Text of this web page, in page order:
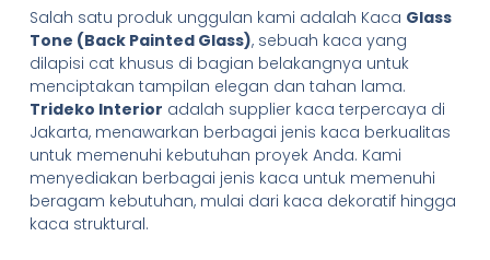
Salah satu produk unggulan kami adalah Kaca Glass
Tone (Back Painted Glass), sebuah kaca yang
dilapisi cat khusus di bagian belakangnya untuk
menciptakan tampilan elegan dan tahan lama.
Trideko Interior adalah supplier kaca terpercaya di
Jakarta, menawarkan berbagai jenis kaca berkualitas
untuk memenuhi kebutuhan proyek Anda. Kami
menyediakan berbagai jenis kaca untuk memenuhi
beragam kebutuhan, mulai dari kaca dekoratif hingga
kaca struktural.